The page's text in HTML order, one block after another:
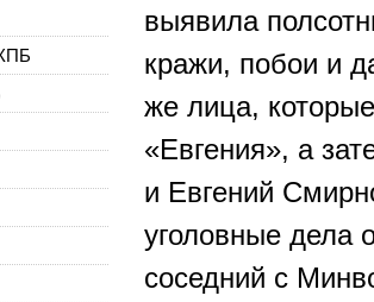
выявила
кражи, побои и
же лица,
«Евгения», а
и Евгений
уголовные дела
соседний с